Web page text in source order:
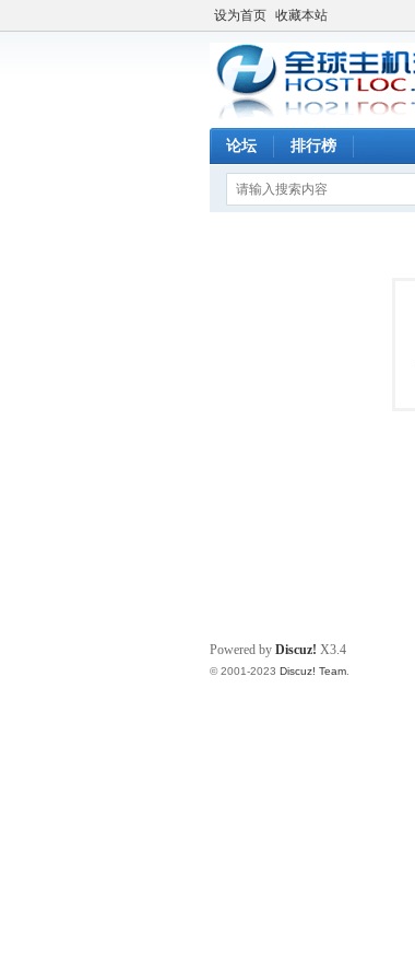
设为首页 收藏本站
论坛 排行榜
Powered by Discuz! X3.4
© 2001-2023 Discuz! Team